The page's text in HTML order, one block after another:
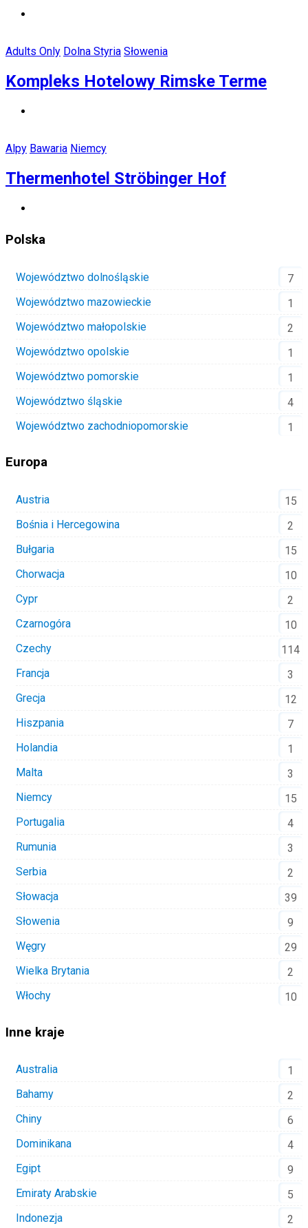
Adults Only Dolna Styria Słowenia
Kompleks Hotelowy Rimske Terme
Alpy Bawaria Niemcy
Thermenhotel Ströbinger Hof
Polska
Województwo dolnośląskie
7
Województwo mazowieckie
1
Województwo małopolskie
2
Województwo opolskie
1
Województwo pomorskie
1
Województwo śląskie
4
Województwo zachodniopomorskie
1
Europa
Austria
15
Bośnia i Hercegowina
2
Bułgaria
15
Chorwacja
10
Cypr
2
Czarnogóra
10
Czechy
114
Francja
3
Grecja
12
Hiszpania
7
Holandia
1
Malta
3
Niemcy
15
Portugalia
4
Rumunia
3
Serbia
2
Słowacja
39
Słowenia
9
Węgry
29
Wielka Brytania
2
Włochy
10
Inne kraje
Australia
1
Bahamy
2
Chiny
6
Dominikana
4
Egipt
9
Emiraty Arabskie
5
Indonezja
2